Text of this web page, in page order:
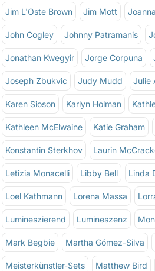
Jim L'Oste Brown Jim Mott
John Cogley Johnny Patramanis
Jonathan Kwegyir Jorge Corpuna
Joseph Zbukvic Judy Mudd Julie
Karen Sioson Karlyn Holman
Kathleen McElwaine Katie Graham
Konstantin Sterkhov Laurin
Letizia Monacelli Libby Bell Linda
Loel Kathmann Lorena Massa
Lumineszierend Lumineszenz
Mark Begbie Martha Gómez-Silva
Meisterkünstler-Sets Matthew Bird